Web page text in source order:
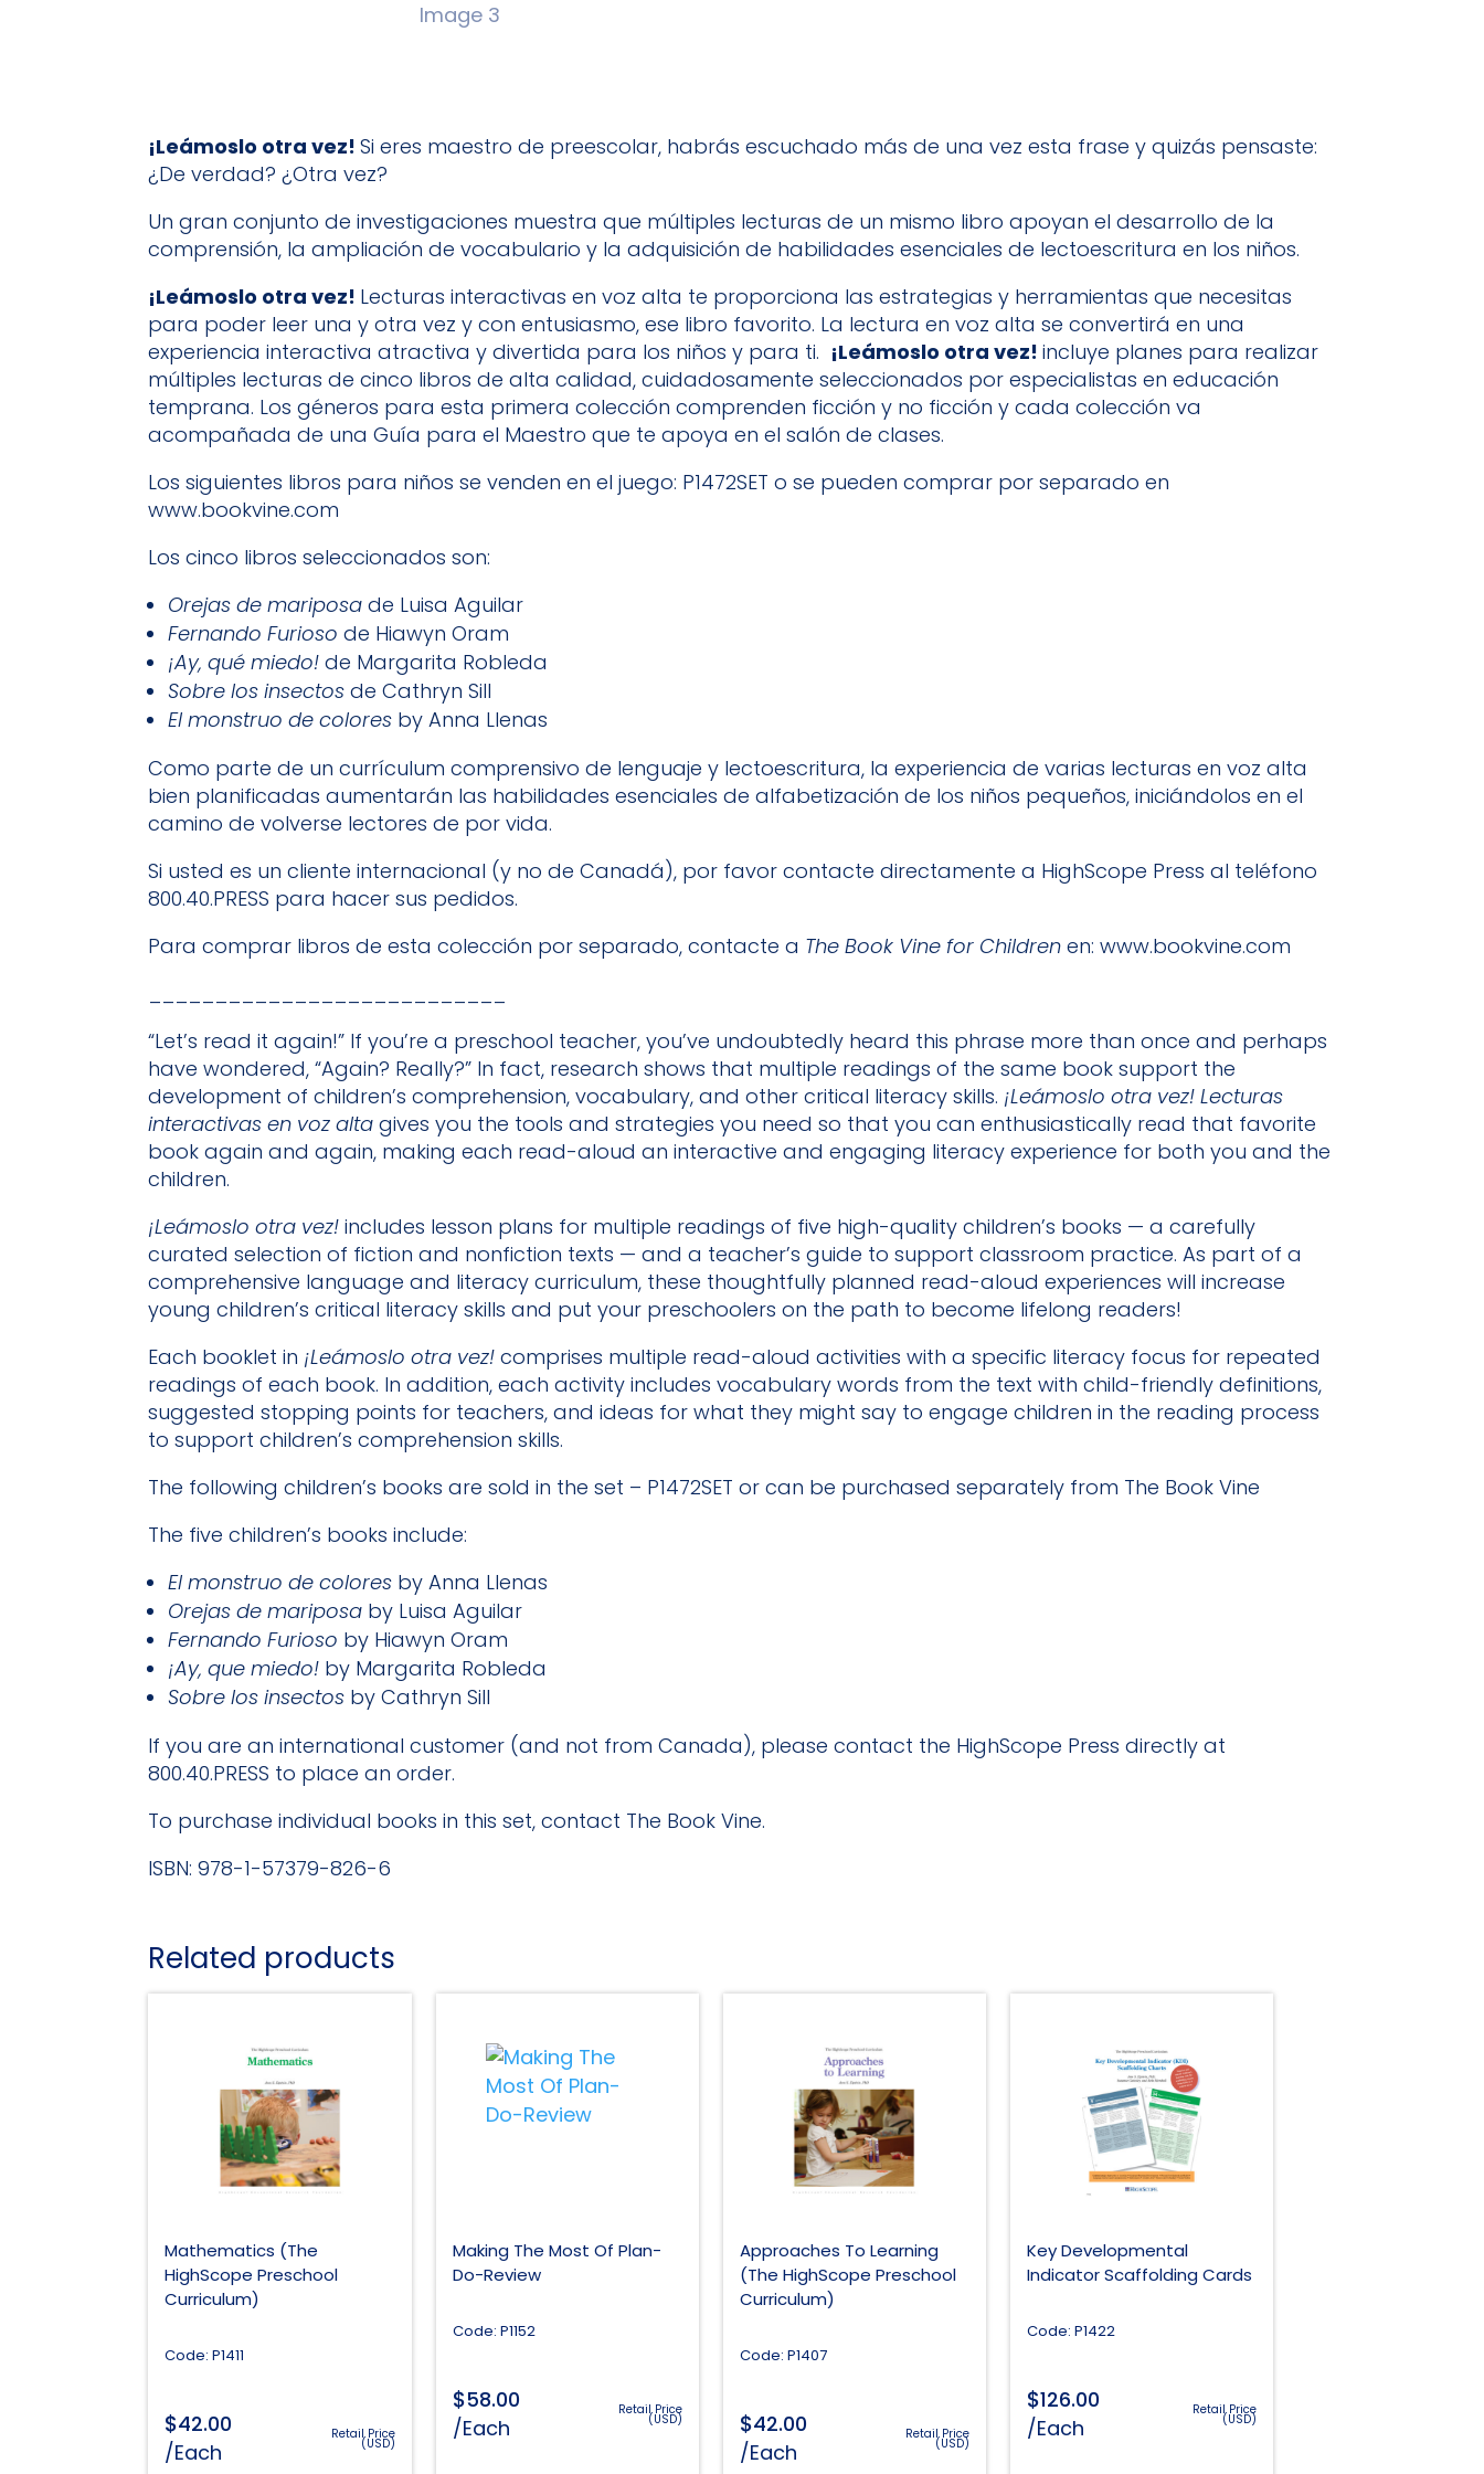
¡Leámoslo otra vez!Si eres maestro de preescolar, habrás escuchado más de una vez esta frase y quizás pensaste:
¿De verdad? ¿Otra vez?
Un gran conjunto de investigaciones muestra que múltiples lecturas de un mismo libro apoyan el desarrollo de la
comprensión, la ampliación de vocabulario y la adquisición de habilidades esenciales de lectoescritura en los niños.
¡Leámoslo otra vez! Lecturas interactivas en voz alta te proporciona las estrategias y herramientas que necesitas
para poder leer una y otra vez y con entusiasmo, ese libro favorito. La lectura en voz alta se convertirá en una
experiencia interactiva atractiva y divertida para los niños y para ti. ¡Leámoslo otra vez!incluye planes para realizar
múltiples lecturas de cinco libros de alta calidad, cuidadosamente seleccionados por especialistas en educación
temprana. Los géneros para esta primera colección comprenden ficción y no ficción y cada colección va
acompañada de una Guía para el Maestro que te apoya en el salón de clases.
Los siguientes libros para niños se venden en el juego: P1472SET o se pueden comprar por separado en
www.bookvine.com
Los cinco libros seleccionados son:
Orejas de mariposade Luisa Aguilar
Fernando Furiosode Hiawyn Oram
¡Ay, qué miedo! de Margarita Robleda
Sobre los insectosde Cathryn Sill
El monstruo de colores by Anna Llenas
Como parte de un currículum comprensivo de lenguaje y lectoescritura, la experiencia de varias lecturas en voz alta
bien planificadas aumentarán las habilidades esenciales de alfabetización de los niños pequeños, iniciándolos en el
camino de volverse lectores de por vida.
Si usted es un cliente internacional (y no de Canadá), por favor contacte directamente a HighScope Press al teléfono
800.40.PRESS para hacer sus pedidos.
Para comprar libros de esta colección por separado, contacte a The Book Vine for Children en:www.bookvine.com
“Let’s read it again!” If you’re a preschool teacher, you’ve undoubtedly heard this phrase more than once and perhaps
have wondered, “Again? Really?” In fact, research shows that multiple readings of the same book support the
development of children’s comprehension, vocabulary, and other critical literacy skills. ¡Leámoslo otra vez! Lecturas
interactivas en voz altagives you the tools and strategies you need so that you can enthusiastically read that favorite
book again and again, making each read-aloud an interactive and engaging literacy experience for both you and the
children.
¡Leámoslo otra vez! includes lesson plans for multiple readings of five high-quality children’s books — a carefully
curated selection of fiction and nonfiction texts — and a teacher’s guide to support classroom practice. As part of a
comprehensive language and literacy curriculum, these thoughtfully planned read-aloud experiences will increase
young children’s critical literacy skills and put your preschoolers on the path to become lifelong readers!
Each booklet in ¡Leámoslo otra vez! comprises multiple read-aloud activities with a specific literacy focus for repeated
readings of each book. In addition, each activity includes vocabulary words from the text with child-friendly definitions,
suggested stopping points for teachers, and ideas for what they might say to engage children in the reading process
to support children’s comprehension skills.
The following children’s books are sold in the set – P1472SET or can be purchased separately from The Book Vine
The five children’s books include:
El monstruo de colores by Anna Llenas
Orejas de mariposa by Luisa Aguilar
Fernando Furioso by Hiawyn Oram
¡Ay, que miedo! by Margarita Robleda
Sobre los insectos by Cathryn Sill
If you are an international customer (and not from Canada), please contact the HighScope Press directly at
800.40.PRESS to place an order.
To purchase individual books in this set, contact The Book Vine.
ISBN: 978-1-57379-826-6
Related products
Mathematics (The
HighScope Preschool
Curriculum)
Code: P1411
$42.00
/Each
Retail Price
(USD)
Making The Most Of Plan-
Do-Review
Code: P1152
$58.00
/Each
Retail Price
(USD)
Approaches To Learning
(The HighScope Preschool
Curriculum)
Code: P1407
$42.00
/Each
Retail Price
(USD)
Key Developmental
Indicator Scaffolding Cards
Code: P1422
$126.00
/Each
Retail Price
(USD)